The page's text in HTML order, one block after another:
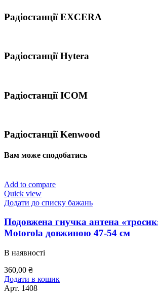
Радіостанції EXCERA
Радіостанції Hytera
Радіостанції ICOM
Радіостанції Kenwood
Вам може сподобатись
Add to compare
Quick view
Додати до списку бажань
Подовжена гнучка антена
Motorola довжиною 47-54 см
В наявності
360,00 ₴
Додати в кошик
Арт. 1408